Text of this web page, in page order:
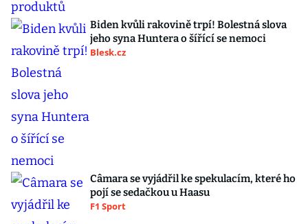
Biden kvůli rakovině trpí! Bolestná slova
jeho syna Huntera o šířící se nemoci
Blesk.cz
Câmara se vyjádřil ke spekulacím, které ho
pojí se sedačkou u Haasu
F1 Sport